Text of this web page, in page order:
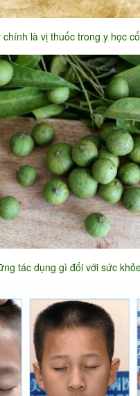
chính là vị thuốc trong y học
tác dụng gì đối với sức